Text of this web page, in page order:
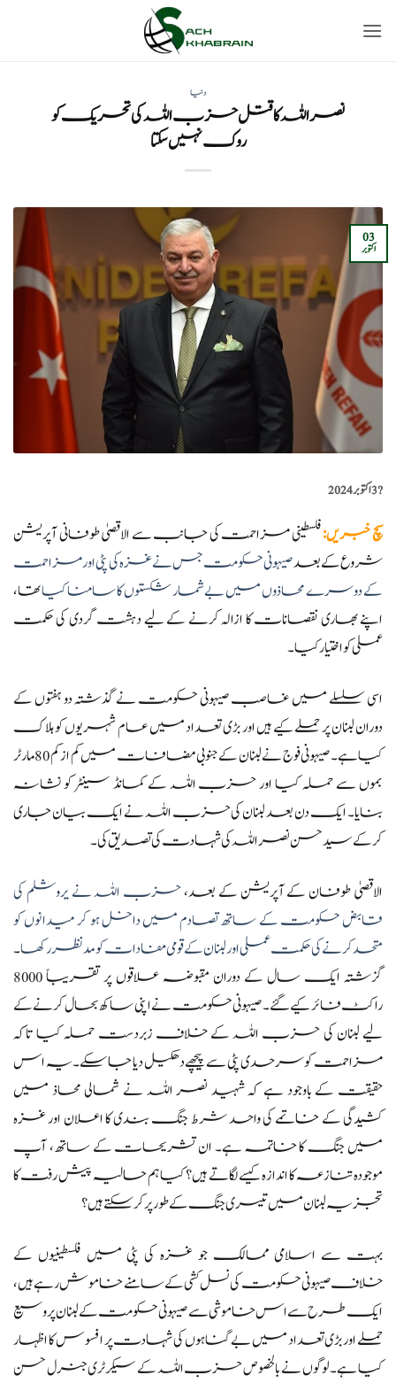
دنیا
نصراللہ کا قتل حزب اللہ کی تحریک کو
روک نہیں سکتا
03
اکتوبر
?️3 اکتوبر 2024
سچ خبریں:فلسطینی مزاحمت کی جانب سے الاقصیٰ طوفانی آپریشن
شروع کے بعدصیہونی حکومت جس نے غزہ کی پٹی اور مزاحمت
کے دوسرے محاذوں میں بے شمار شکستوں کا سامنا کیاتھا،
اپنے بھاری نقصانات کا ازالہ کرنے کے لیے دہشت گردی کی حکمت
عملی کو اختیار کیا۔
اسی سلسلے میں غاصب صیہونی حکومت نے گذشتہ دو ہفتوں کے
دوران لبنان پر حملے کیے ہیں اور بڑی تعداد میں عام شہریوں کو ہلاک
کیا ہے۔ صیہونی فوج نے لبنان کے جنوبی مضافات میں کم از کم 80 مارٹر
بموں سے حملہ کیا اور حزب اللہ کے کمانڈ سینٹر کو نشانہ
بنایا۔ ایک دن بعد لبنان کی حزب اللہ نے ایک بیان جاری
کرکے سید حسن نصر اللہ کی شہادت کی تصدیق کی۔
الاقصیٰ طوفان کے آپریشن کے بعد،حزب اللہ نے یروشلم کی
قابض حکومت کے ساتھ تصادم میں داخل ہو کر میدانوں کو
متحد کرنے کی حکمت عملی اور لبنان کے قومی مفادات کو مدنظر رکھا۔
گزشتہ ایک سال کے دوران مقبوضہ علاقوں پر تقریباً 8000
راکٹ فائر کیے گئے۔ صیہونی حکومت نے اپنی ساکھ بحال کرنے کے
لیے لبنان کی حزب اللہ کے خلاف زبردست حملہ کیا تاکہ
مزاحمت کو سرحدی پٹی سے پیچھے دھکیل دیا جا سکے۔ یہ اس
حقیقت کے باوجود ہے کہ شہید نصر اللہ نے شمالی محاذ میں
کشیدگی کے خاتمے کی واحد شرط جنگ بندی کا اعلان اور غزہ
میں جنگ کا خاتمہ ہے۔ ان تشریحات کے ساتھ، آپ
موجودہ تنازعہ کا اندازہ کیسے لگاتے ہیں؟ کیا ہم حالیہ پیش رفت کا
تجزیہ لبنان میں تیسری جنگ کے طور پر کر سکتے ہیں؟
بہت سے اسلامی ممالک جو غزہ کی پٹی میں فلسطینیوں کے
خلاف صیہونی حکومت کی نسل کشی کے سامنے خاموش رہے ہیں،
ایک طرح سے اس خاموشی سے صیہونی حکومت کے لبنان پر وسیع
حملے اور بڑی تعداد میں بے گناہوں کی شہادت پر افسوس کا اظہار
کیا ہے۔ لوگوں نے بالخصوص حزب اللہ کے سیکرٹری جنرل حسن